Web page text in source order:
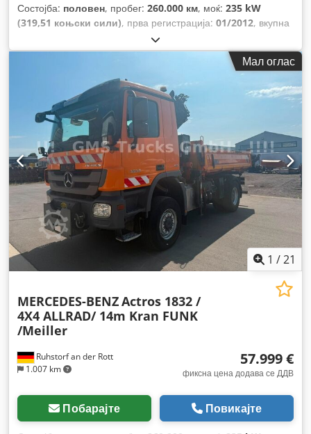
Состојба: половен, пробег: 260.000 км, моќ: 235 kW
(319,51 коњски сили), прва регистрација: 01/2012, вкупна
, тип на гориво:
Еуро 5, ширина на товарниот простор:2.420 мм, должина
, висина на просторот за
600 мм, Опрема:
ABS, кран, погон на сите
Мал оглас
1 /21
Ruhstorf an der Rott
1.007 km
MERCEDES-BENZActros 1832 /
4X4 ALLRAD/ 14m Kran FUNK
/Meiller
57.999 €
фиксна цена додава се ДДВ
Побарајте Повикајте